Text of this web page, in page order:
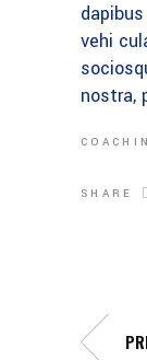
vehi
nostra,
SHARE